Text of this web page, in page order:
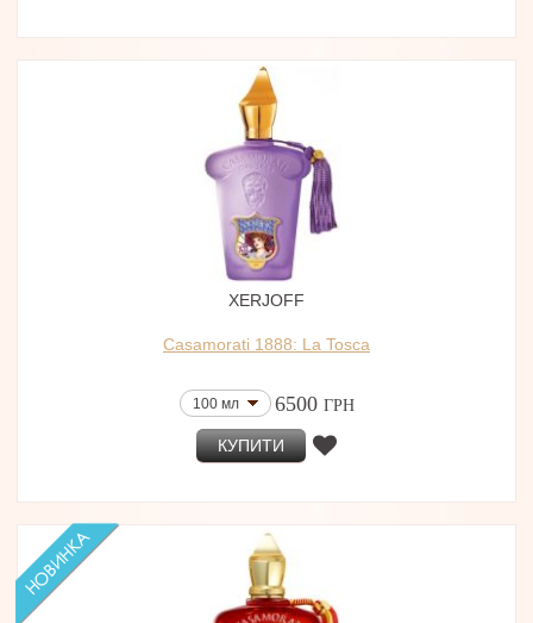
XERJOFF
Casamorati 1888: La Tosca
100 мл 6500 ГРН
КУПИТИ